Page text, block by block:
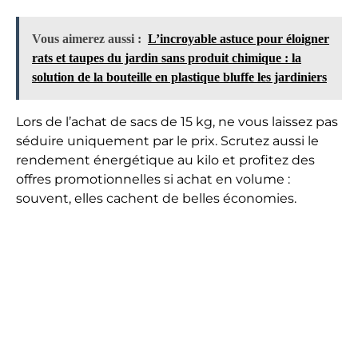
Vous aimerez aussi : L’incroyable astuce pour éloigner
rats et taupes du jardin sans produit chimique : la
solution de la bouteille en plastique bluffe les jardiniers
Lors de l’achat de sacs de 15 kg, ne vous laissez pas
séduire uniquement par le prix. Scrutez aussi le
rendement énergétique au kilo et profitez des
offres promotionnelles si achat en volume :
souvent, elles cachent de belles économies.